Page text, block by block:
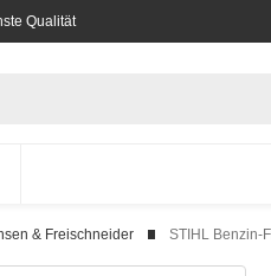
Qualität
& Freischneider STIHL Benzin-